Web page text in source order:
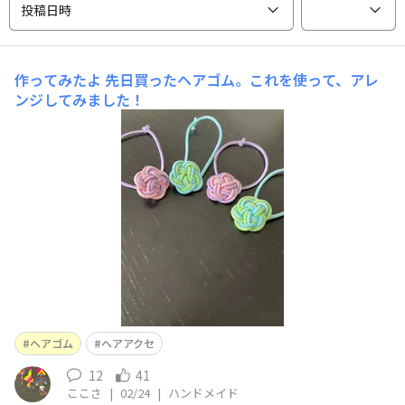
投稿日時
作ってみたよ 先日買ったヘアゴム。これを使って、アレ
ンジしてみました！
ヘアゴム ヘアアクセ
12 41
ここさ | 02/24 | ハンドメイド